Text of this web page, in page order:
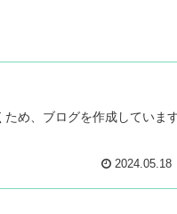
め、ブログを作成していま
2024.05.18